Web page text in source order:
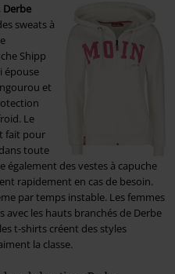
Derbe
sweats à
Shipp
épouse
et
Le
fait pour
toute
également des vestes à capuche
rapidement en cas de besoin.
par temps instable. Les femmes
les hauts branchés de Derbe
t-shirts créent des styles
la classe.